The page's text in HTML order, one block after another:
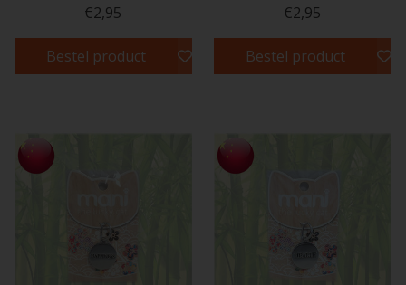
€2,95
Bestel product
€2,95
Bestel product